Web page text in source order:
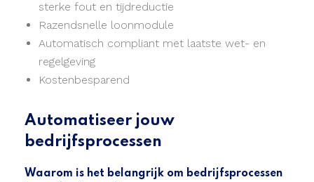
sterke fout en tijdreductie
Razendsnelle loonmodule
Automatisch compliant met laatste wet- en
regelgeving
Kostenbesparend
Automatiseer jouw
bedrijfsprocessen
Waarom is het belangrijk om bedrijfsprocessen